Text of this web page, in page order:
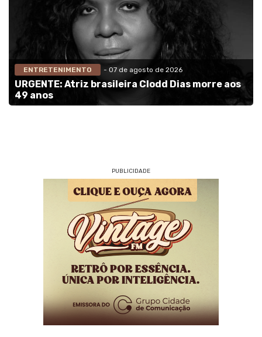
ENTRETENIMENTO - 07 de agosto de 2026
URGENTE: Atriz brasileira Clodd Dias morre aos
49 anos
PUBLICIDADE